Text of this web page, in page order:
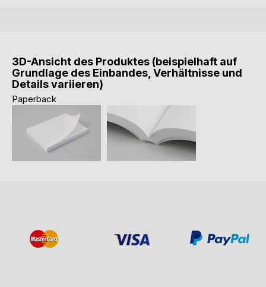
3D-Ansicht des Produktes (beispielhaft auf
Grundlage des Einbandes, Verhältnisse und
Details variieren)
Paperback